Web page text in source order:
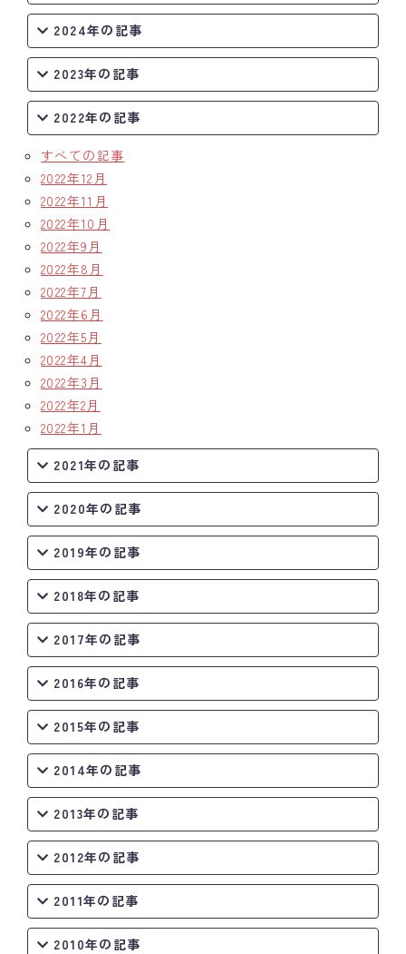
2024年の記事
2023年の記事
2022年の記事
すべての記事
2022年12月
2022年11月
2022年10月
2022年9月
2022年8月
2022年7月
2022年6月
2022年5月
2022年4月
2022年3月
2022年2月
2022年1月
2021年の記事
2020年の記事
2019年の記事
2018年の記事
2017年の記事
2016年の記事
2015年の記事
2014年の記事
2013年の記事
2012年の記事
2011年の記事
2010年の記事